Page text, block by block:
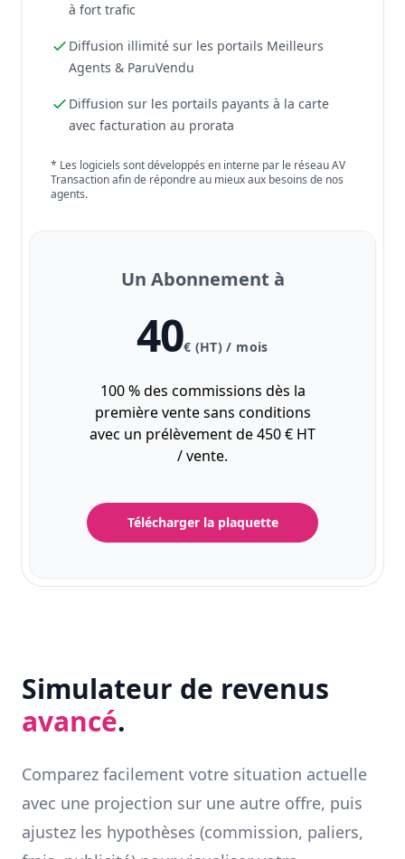
à fort trafic
Diffusion illimité sur les portails Meilleurs
Agents & ParuVendu
Diffusion sur les portails payants à la carte
avec facturation au prorata
* Les logiciels sont développés en interne par le réseau AV
Transaction afin de répondre au mieux aux besoins de nos
agents.
Un Abonnement à
40€ (HT) / mois
100 % des commissions dès la
première vente sans conditions
avec un prélèvement de 450 € HT
/ vente.
Télécharger la plaquette
Simulateur de revenus
avancé.
Comparez facilement votre situation actuelle
avec une projection sur une autre offre, puis
ajustez les hypothèses (commission, paliers,